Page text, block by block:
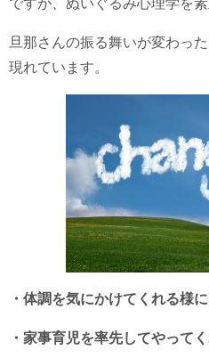
ですが、ぬいぐるみ心理学を
旦那さんの振る舞いが変わっ
現れています。
・体調を気にかけてくれる様
・家事育児を率先してやって